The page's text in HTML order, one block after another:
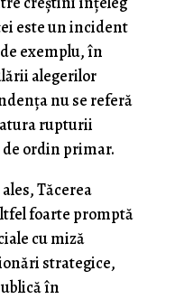
este un incident
exemplu, în
alegerilor
nu se referă
rupturii
ordin primar.
Tăcerea
foarte promptă
cu miză
strategice,
în